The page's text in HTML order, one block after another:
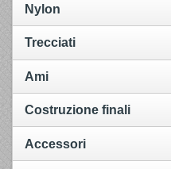
Nylon
Trecciati
Ami
Costruzione finali
Accessori